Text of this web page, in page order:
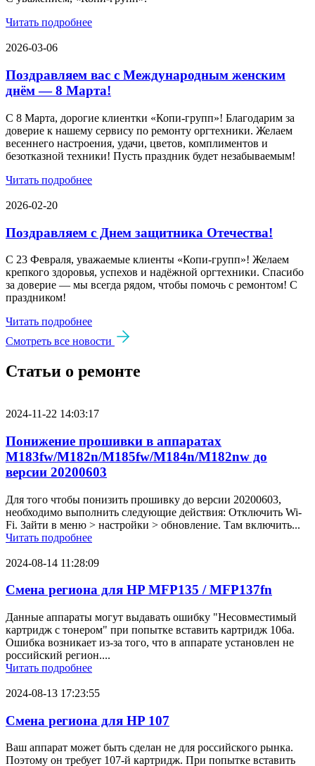
Читать подробнее
2026-03-06
Поздравляем вас с Международным женским
днём — 8 Марта!
С 8 Марта, дорогие клиентки «Копи‑групп»! Благодарим за
доверие к нашему сервису по ремонту оргтехники. Желаем
весеннего настроения, удачи, цветов, комплиментов и
безотказной техники! Пусть праздник будет незабываемым!
Читать подробнее
2026-02-20
Поздравляем с Днем защитника Отечества!
С 23 Февраля, уважаемые клиенты «Копи‑групп»! Желаем
крепкого здоровья, успехов и надёжной оргтехники. Спасибо
за доверие — мы всегда рядом, чтобы помочь с ремонтом! С
праздником!
Читать подробнее
Смотреть все новости
Статьи о ремонте
2024-11-22 14:03:17
Понижение прошивки в аппаратах
M183fw/M182n/M185fw/M184n/M182nw до
версии 20200603
Для того чтобы понизить прошивку до версии 20200603,
необходимо выполнить следующие действия: Отключить Wi-
Fi. Зайти в меню > настройки > обновление. Там включить...
Читать подробнее
2024-08-14 11:28:09
Смена региона для HP MFP135 / MFP137fn
Данные аппараты могут выдавать ошибку "Несовместимый
картридж с тонером" при попытке вставить картридж 106a.
Ошибка возникает из-за того, что в аппарате установлен не
российский регион....
Читать подробнее
2024-08-13 17:23:55
Смена региона для HP 107
Ваш аппарат может быть сделан не для российского рынка.
Поэтому он требует 107-й картридж. При попытке вставить